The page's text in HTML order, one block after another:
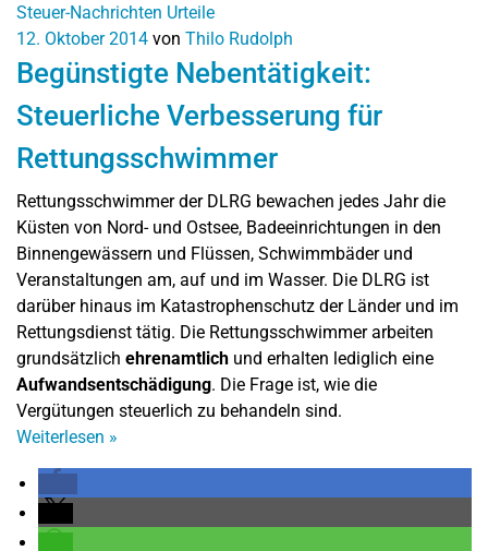
Steuer-Nachrichten Urteile
12. Oktober 2014 von Thilo Rudolph
Begünstigte Nebentätigkeit:
Steuerliche Verbesserung für
Rettungsschwimmer
Rettungsschwimmer der DLRG bewachen jedes Jahr die
Küsten von Nord- und Ostsee, Badeeinrichtungen in den
Binnengewässern und Flüssen, Schwimmbäder und
Veranstaltungen am, auf und im Wasser. Die DLRG ist
darüber hinaus im Katastrophenschutz der Länder und im
Rettungsdienst tätig. Die Rettungsschwimmer arbeiten
grundsätzlich ehrenamtlich und erhalten lediglich eine
Aufwandsentschädigung. Die Frage ist, wie die
Vergütungen steuerlich zu behandeln sind.
Weiterlesen »